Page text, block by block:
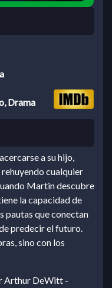
Drama
a su hijo,
cualquier
Martin descubre
la capacidad de
pautas que conectan
predecir el futuro.
sino con los
Arthur DeWitt -